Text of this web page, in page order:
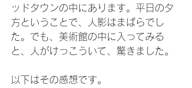
ッドタウンの中にあります。平日の夕
方ということで、人影はまばらでし
た。でも、美術館の中に入ってみる
と、人がけっこういて、驚きました。
以下はその感想です。